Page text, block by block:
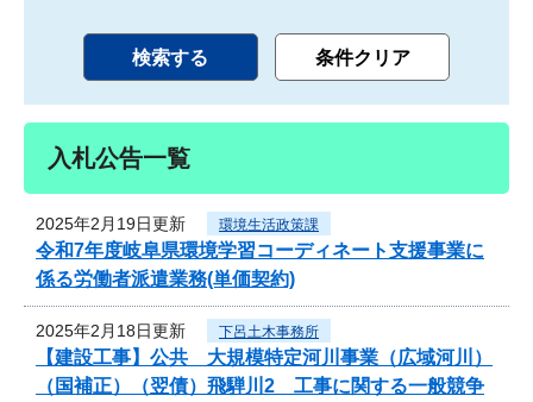
入札公告一覧
2025年2月19日更新 環境生活政策課
令和7年度岐阜県環境学習コーディネート支援事業に
係る労働者派遣業務(単価契約)
2025年2月18日更新 下呂土木事務所
【建設工事】公共 大規模特定河川事業（広域河川）
（国補正）（翌債）飛騨川2 工事に関する一般競争